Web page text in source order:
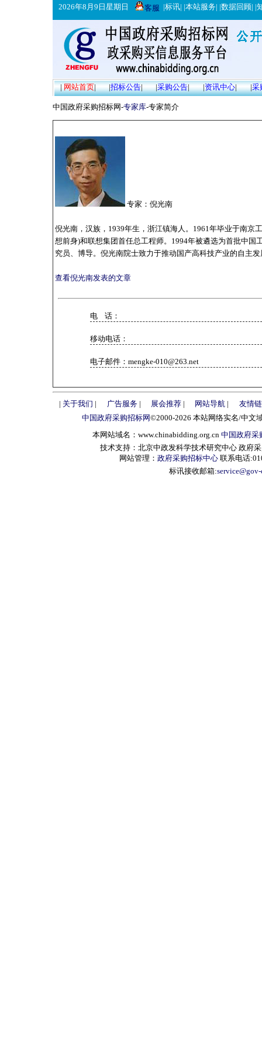
2026年8月9日星期日 客服 |标讯| |本站服务| |数据回顾| |
|网站首页| |招标公告| |采购公告| |资讯中心| |采
中国政府采购招标网-专家库-专家简介
专家：倪光南
倪光南，汉族，1939年生，浙江镇海人。1961年毕业于南京
想前身)和联想集团首任总工程师。1994年被遴选为首批中
究员、博导。倪光南院士致力于推动国产高科技产业的自主
查看倪光南发表的文章
电 话：
移动电话：
电子邮件：mengke-010@263.net
| 关于我们 | 广告服务| 展会推荐| 网站导航 |
友情
中国政府采购招标网©2000-2026 本站网络实名/中文
本网站域名：www.chinabidding.org.cn 中国政府采
技术支持：北京中政发科学技术研究中心 政府
网站管理： 政府采购招标中心 联系电话
标讯接收邮箱: